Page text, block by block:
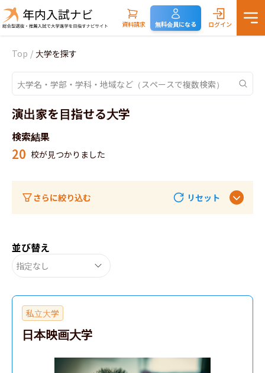
資料請求 無料会員になる ログイン
Top / 大学を探す
演出家を目指せる大学
検索結果
20 校が見つかりました
さらに絞り込む リセット
並び替え
指定なし
私立大学
日本映画大学